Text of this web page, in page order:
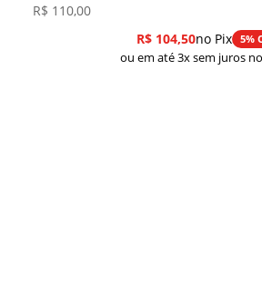
R$ 110,00
R$104,50no Pix 5%
ou em até 3x sem juros